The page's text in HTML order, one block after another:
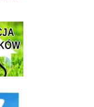
- złóż deklarację